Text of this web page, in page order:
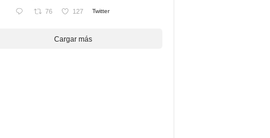
76 127 Twitter
Cargar más